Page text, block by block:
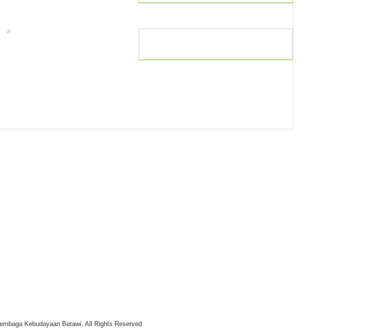
Kebudayaan Betawi, All Rights Reserved